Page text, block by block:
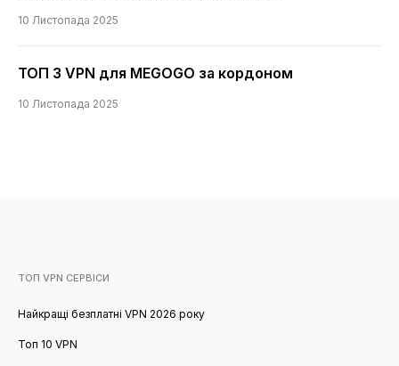
10 Листопада 2025
ТОП 3 VPN для MEGOGO за кордоном
10 Листопада 2025
ТОП VPN СЕРВІСИ
Найкращі безплатні VPN 2026 року
Топ 10 VPN